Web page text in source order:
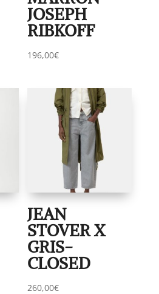
JOSEPH
RIBKOFF
196,00€
JEAN
STOVER X
GRIS-
CLOSED
260,00€